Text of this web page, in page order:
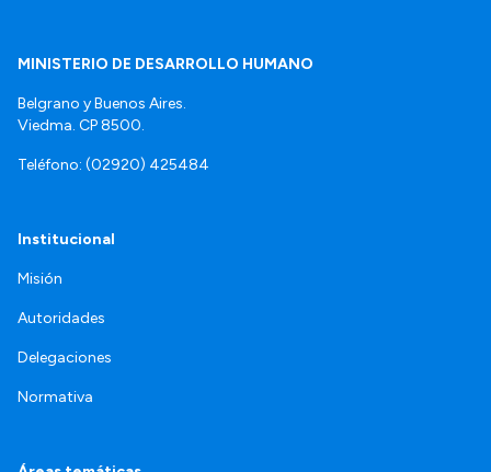
MINISTERIO DE DESARROLLO HUMANO
Belgrano y Buenos Aires.
Viedma. CP 8500.
Teléfono: (02920) 425484
Institucional
Misión
Autoridades
Delegaciones
Normativa